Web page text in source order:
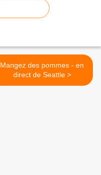
Mangez des pommes - en
direct de Seattle >